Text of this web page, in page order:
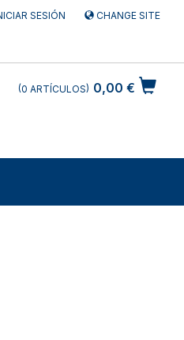
SESIÓN CHANGE SITE
0,00 €
0 ARTÍCULOS